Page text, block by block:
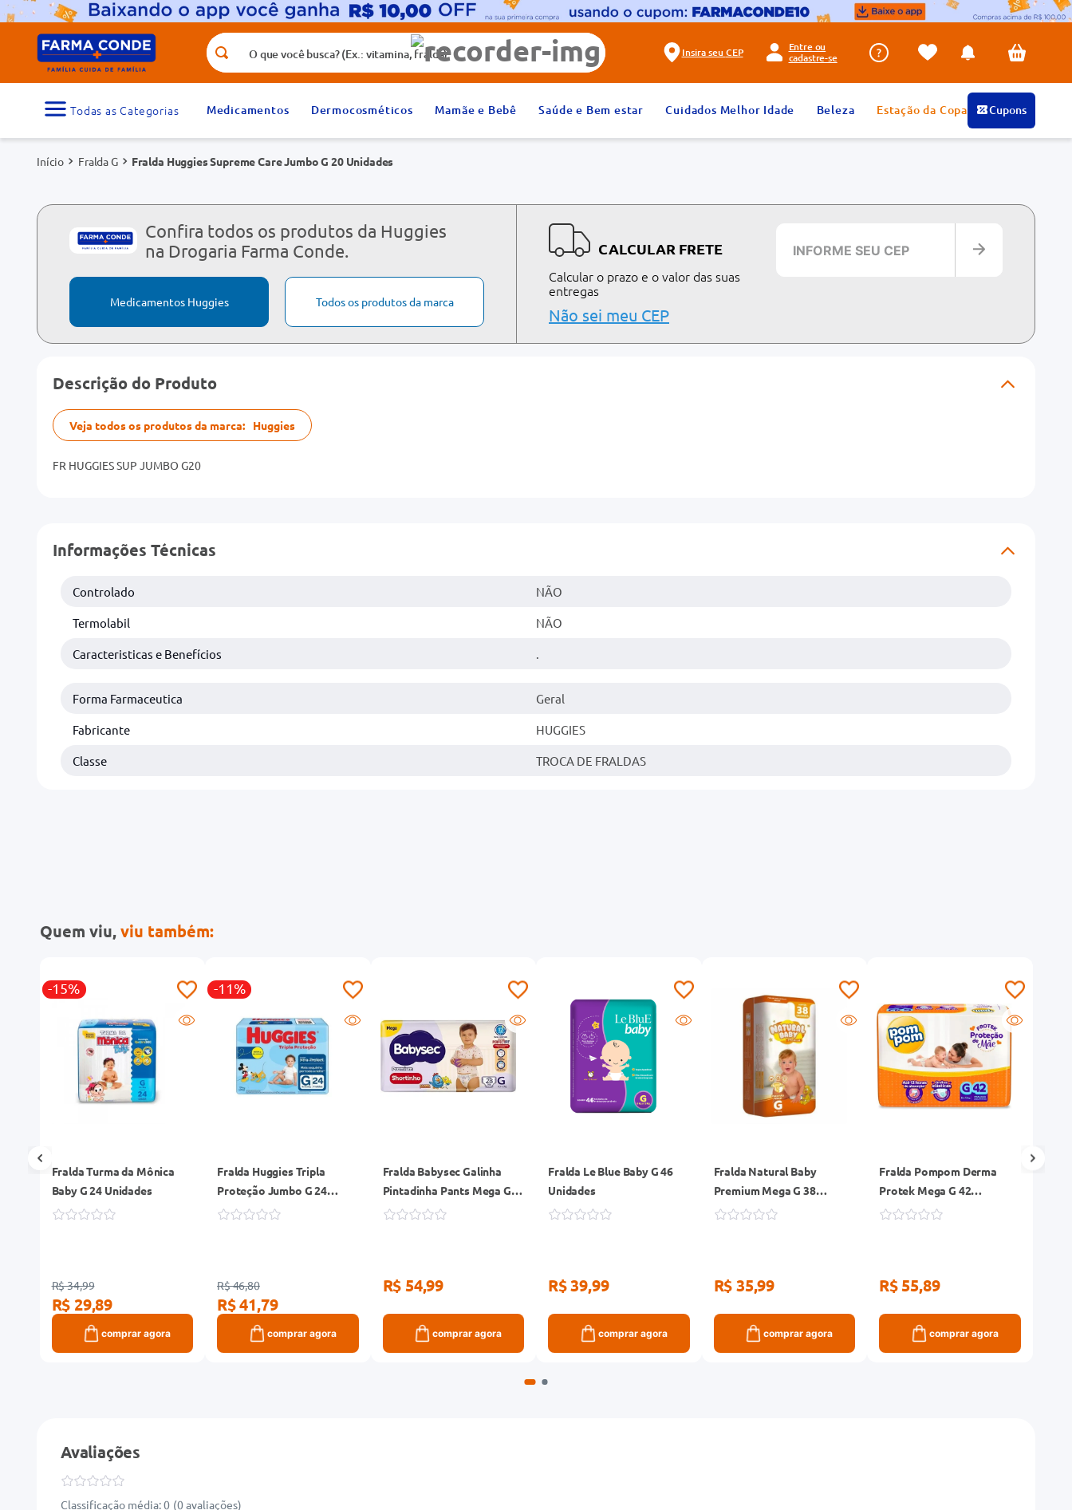
O que você busca? (Ex.: vitamina, fralda)
Insira seu CEP
Entre ou
cadastre-se
Medicamentos Dermocosméticos Mamãe e Bebê Saúde e Bem estar Cuidados Melhor Idade Beleza Estação da Copa Cupons
Fralda G Fralda Huggies Supreme Care Jumbo G 20 Unidades
Confira todos os produtos da Huggies
na Drogaria Farma Conde.
Medicamentos Huggies Todos os produtos da marca
CALCULAR FRETE
Calcular o prazo e o valor das suas
entregas
Não sei meu CEP
Descrição do Produto
Veja todos os produtos da marca: Huggies
FR HUGGIES SUP JUMBO G20
Informações Técnicas
Controlado NÃO
Termolabil NÃO
Caracteristicas e Benefícios
Forma Farmaceutica Geral
Fabricante HUGGIES
Classe TROCA DE FRALDAS
Quem viu,viu também:
-15%
Fralda Turma da Mônica
Baby G 24 Unidades
R$ 34,99
R$ 29,89
comprar agora
-11%
Fralda Huggies Tripla
Proteção Jumbo G 24
Unidades
R$ 46,80
R$ 41,79
comprar agora
Fralda Babysec Galinha
Pintadinha Pants Mega G
28 Unidades
R$ 54,99
comprar agora
Fralda Le Blue Baby G 46
Unidades
R$ 39,99
comprar agora
Fralda Natural Baby
Premium Mega G 38
Unidades
R$ 35,99
comprar agora
Fralda Pompom Derma
Protek Mega G 42
Unidades
R$ 55,89
comprar agora
Avaliações
Classificação média: 0 (0 avaliações)
Termos mais buscados
1
medicamento 2º
fralda
5º dipirona 6º